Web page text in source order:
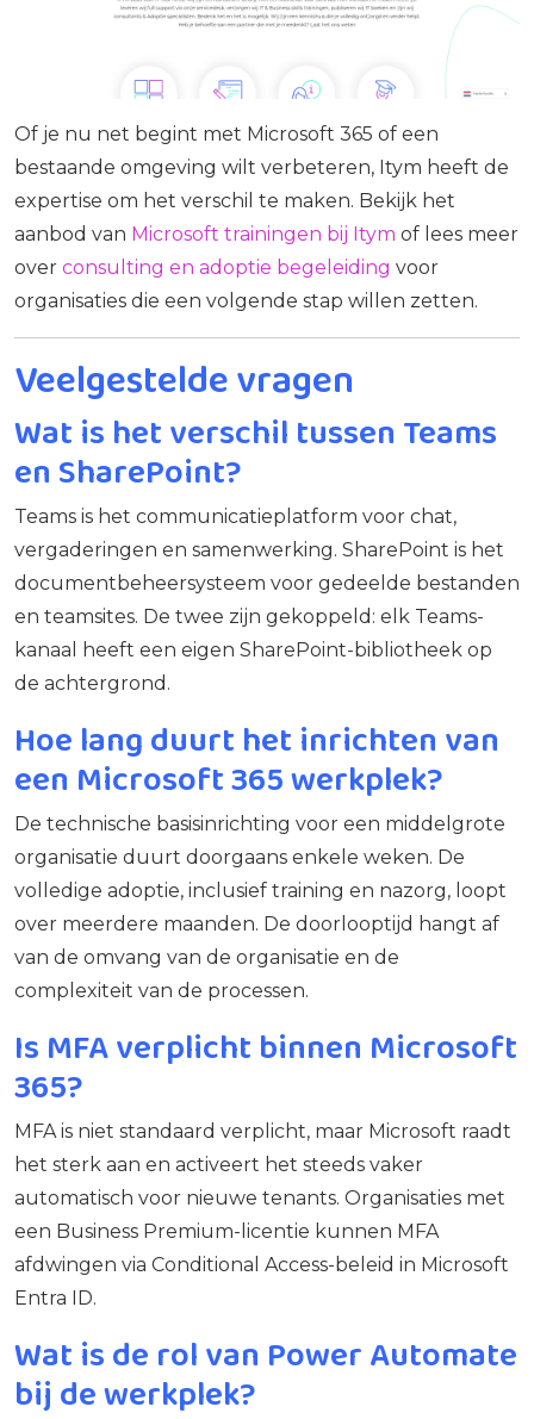
Of je nu net begint met Microsoft 365 of een
bestaande omgeving wilt verbeteren, Itym heeft de
expertise om het verschil te maken. Bekijk het
aanbod van Microsoft trainingen bij Itym of lees meer
over consulting en adoptie begeleiding voor
organisaties die een volgende stap willen zetten.
Veelgestelde vragen
Wat is het verschil tussen Teams
en SharePoint?
Teams is het communicatieplatform voor chat,
vergaderingen en samenwerking. SharePoint is het
documentbeheersysteem voor gedeelde bestanden
en teamsites. De twee zijn gekoppeld: elk Teams-
kanaal heeft een eigen SharePoint-bibliotheek op
de achtergrond.
Hoe lang duurt het inrichten van
een Microsoft 365 werkplek?
De technische basisinrichting voor een middelgrote
organisatie duurt doorgaans enkele weken. De
volledige adoptie, inclusief training en nazorg, loopt
over meerdere maanden. De doorlooptijd hangt af
van de omvang van de organisatie en de
complexiteit van de processen.
Is MFA verplicht binnen Microsoft
365?
MFA is niet standaard verplicht, maar Microsoft raadt
het sterk aan en activeert het steeds vaker
automatisch voor nieuwe tenants. Organisaties met
een Business Premium-licentie kunnen MFA
afdwingen via Conditional Access-beleid in Microsoft
Entra ID.
Wat is de rol van Power Automate
bij de werkplek?